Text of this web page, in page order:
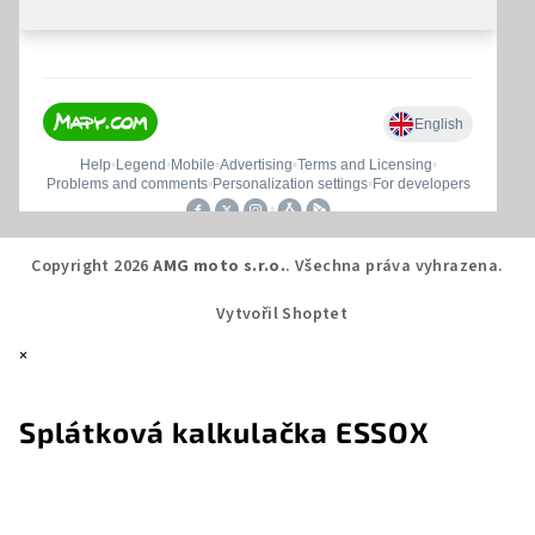
Copyright 2026AMG moto s.r.o.. Všechna práva vyhrazena.
Vytvořil Shoptet
×
Splátková kalkulačka ESSOX